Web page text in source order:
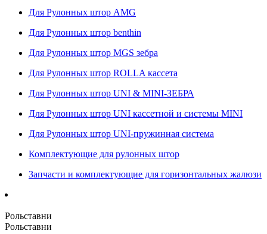
Для Рулонных штор AMG
Для Рулонных штор benthin
Для Рулонных штор MGS зебра
Для Рулонных штор ROLLA кассета
Для Рулонных штор UNI & MINI-ЗЕБРА
Для Рулонных штор UNI кассетной и системы MINI
Для Рулонных штор UNI-пружинная система
Комплектующие для рулонных штор
Запчасти и комплектующие для горизонтальных жалюзи
Рольставни
Рольставни